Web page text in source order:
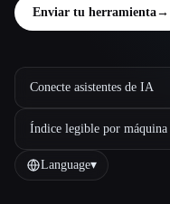
Enviar tu herramienta→
Conecte asistentes de IA
Índice legible por máquina
Language▾